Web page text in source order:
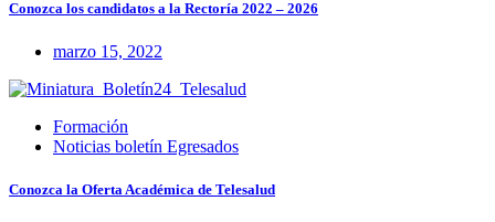
Conozca los candidatos a la Rectoría 2022 – 2026
marzo 15, 2022
Formación
Noticias boletín Egresados
Conozca la Oferta Académica de Telesalud